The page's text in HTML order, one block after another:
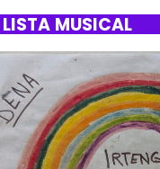
LISTA MUSICAL